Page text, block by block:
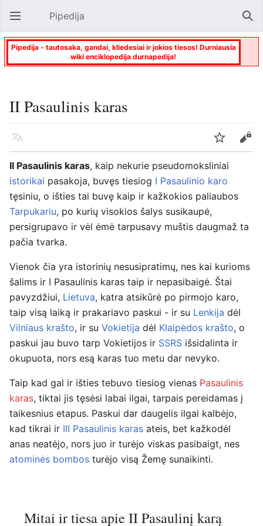
Atverti pagrindinį meniu Pipedija
Pipedija - tautosaka, gandai, kliedesiai ir jokios tiesos! Durniausia
wiki enciklopedija durnapedija!
II Pasaulinis karas
Kalba Stebėti
Keisti
II Pasaulinis karas, kaip nekurie pseudomoksliniai
istorikai pasakoja, buvęs tiesiog I Pasaulinio karo
tęsiniu, o išties tai buvę kaip ir kažkokios paliaubos
Tarpukariu, po kurių visokios šalys susikaupė,
persigrupavo ir vėl ėmė tarpusavy muštis daugmaž ta
pačia tvarka.
Vienok čia yra istorinių nesusipratimų, nes kai kurioms
šalims ir I Pasaulinis karas taip ir nepasibaigė. Štai
pavyzdžiui, Lietuva, katra atsikūrė po pirmojo karo,
taip visą laiką ir prakariavo paskui - ir su Lenkija dėl
Vilniaus krašto, ir su Vokietija dėl Klaipėdos krašto, o
paskui jau buvo tarp Vokietijos ir SSRS išsidalinta ir
okupuota, nors esą karas tuo metu dar nevyko.
Taip kad gal ir išties tebuvo tiesiog vienas Pasaulinis
karas, tiktai jis tęsėsi labai ilgai, tarpais pereidamas į
taikesnius etapus. Paskui dar daugelis ilgai kalbėjo,
kad tikrai ir III Pasaulinis karas ateis, bet kažkodėl
anas neatėjo, nors juo ir turėjo viskas pasibaigt, nes
atominės bombos turėjo visą Žemę sunaikinti.
Mitai ir tiesa apie II Pasaulinį karą